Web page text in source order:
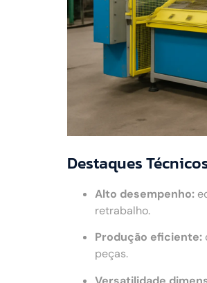
Destaques
Alto desempenho:
retrabalho.
Produção eficiente:
peças.